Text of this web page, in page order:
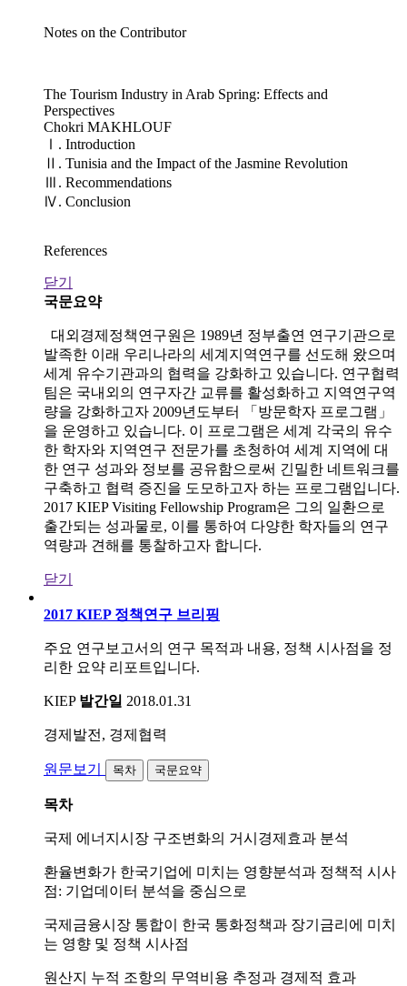
Notes on the Contributor
The Tourism Industry in Arab Spring: Effects and
Perspectives
Chokri MAKHLOUF
Ⅰ. Introduction
Ⅱ. Tunisia and the Impact of the Jasmine Revolution
Ⅲ. Recommendations
Ⅳ. Conclusion
References
닫기
국문요약
대외경제정책연구원은 1989년 정부출연 연구기관으로
발족한 이래 우리나라의 세계지역연구를 선도해 왔으며
세계 유수기관과의 협력을 강화하고 있습니다. 연구협력
팀은 국내외의 연구자간 교류를 활성화하고 지역연구역
량을 강화하고자 2009년도부터 「방문학자 프로그램」
을 운영하고 있습니다. 이 프로그램은 세계 각국의 유수
한 학자와 지역연구 전문가를 초청하여 세계 지역에 대
한 연구 성과와 정보를 공유함으로써 긴밀한 네트워크를
구축하고 협력 증진을 도모하고자 하는 프로그램입니다.
2017 KIEP Visiting Fellowship Program은 그의 일환으로
출간되는 성과물로, 이를 통하여 다양한 학자들의 연구
역량과 견해를 통찰하고자 합니다.
닫기
2017 KIEP 정책연구 브리핑
주요 연구보고서의 연구 목적과 내용, 정책 시사점을 정
리한 요약 리포트입니다.
KIEP 발간일 2018.01.31
경제발전, 경제협력
원문보기 목차 국문요약
목차
국제 에너지시장 구조변화의 거시경제효과 분석
환율변화가 한국기업에 미치는 영향분석과 정책적 시사
점: 기업데이터 분석을 중심으로
국제금융시장 통합이 한국 통화정책과 장기금리에 미치
는 영향 및 정책 시사점
원산지 누적 조항의 무역비용 추정과 경제적 효과